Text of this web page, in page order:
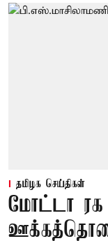
தமிழக செய்திகள்
மோட்டா ரக